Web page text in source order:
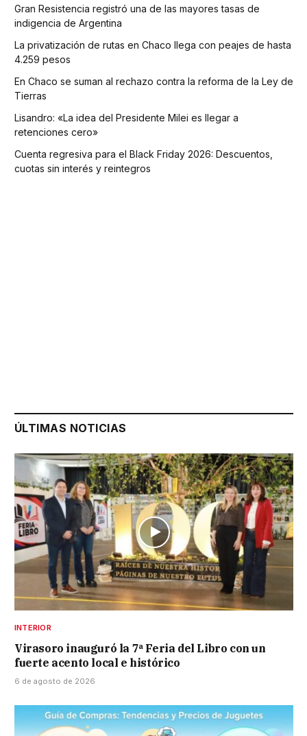
Gran Resistencia registró una de las mayores tasas de
indigencia de Argentina
La privatización de rutas en Chaco llega con peajes de hasta
4.259 pesos
En Chaco se suman al rechazo contra la reforma de la Ley de
Tierras
Lisandro: «La idea del Presidente Milei es llegar a
retenciones cero»
Cuenta regresiva para el Black Friday 2026: Descuentos,
cuotas sin interés y reintegros
ÚLTIMAS NOTICIAS
INTERIOR
Virasoro inauguró la 7ª Feria del Libro con un
fuerte acento local e histórico
6 de agosto de 2026